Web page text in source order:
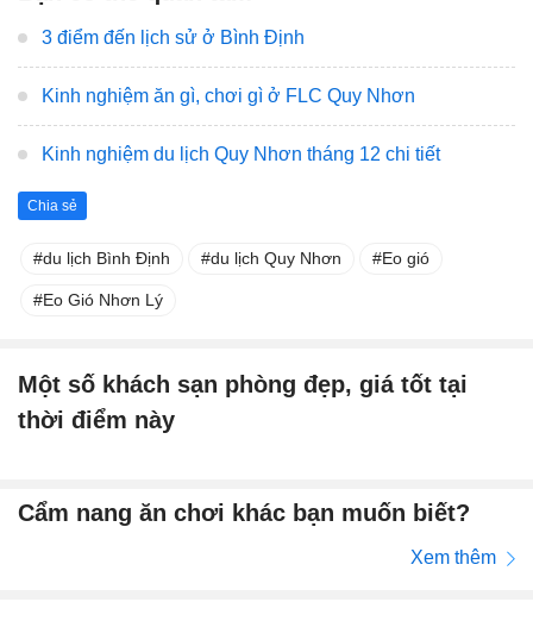
3 điểm đến lịch sử ở Bình Định
Kinh nghiệm ăn gì, chơi gì ở FLC Quy Nhơn
Kinh nghiệm du lịch Quy Nhơn tháng 12 chi tiết
Chia sẻ
du lịch Bình Định du lịch Quy Nhơn Eo gió
Eo Gió Nhơn Lý
Một số khách sạn phòng đẹp, giá tốt tại
thời điểm này
Cẩm nang ăn chơi khác bạn muốn biết?
Xem thêm